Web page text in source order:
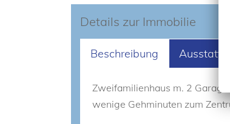
Details zur Immobilie
Beschreibung
Zweifamilienhaus m. 2
wenige Gehminuten zum